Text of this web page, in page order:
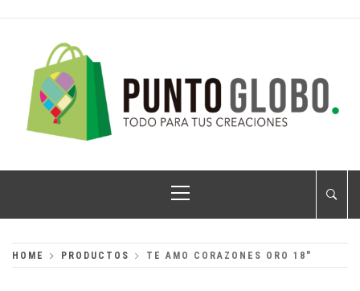
PUNTO GLOBO
Menu
HOME PRODUCTOS TE AMO CORAZONES ORO 18″